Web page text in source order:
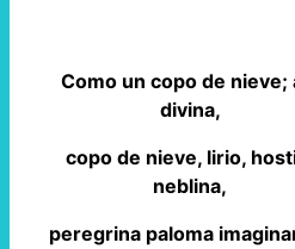
Como un copo de nieve;
divina,
copo de nieve, lirio,
neblina,
peregrina paloma